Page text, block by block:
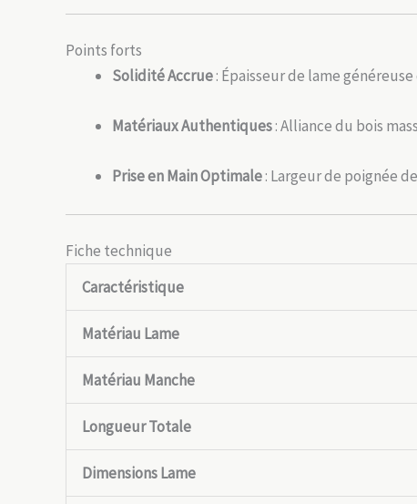
Points forts
Solidité Accrue: Épaisseur de lame
Matériaux Authentiques: Alliance du bois
Prise en Main Optimale: Largeur de poignée
Fiche technique
Caractéristique
Matériau Lame
Matériau Manche
Longueur Totale
Dimensions Lame